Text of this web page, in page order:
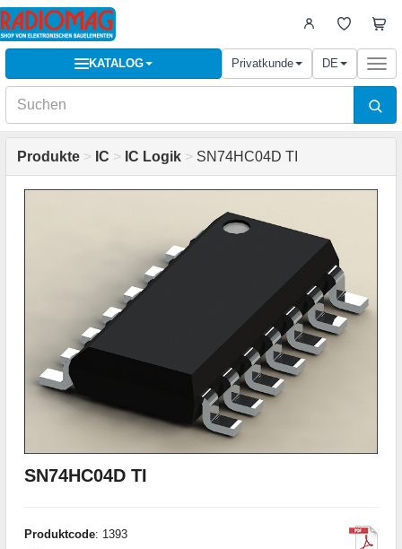
KATALOG Privatkunde DE
Produkte > IC > IC Logik > SN74HC04D TI
SN74HC04D TI
Produktcode: 1393